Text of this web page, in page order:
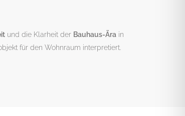
und die Klarheit der Bauhaus-Ära in
für den Wohnraum interpretiert.